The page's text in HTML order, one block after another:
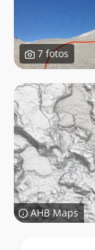
7 fotos
AHB Maps